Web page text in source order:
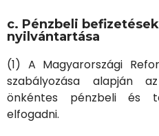
c. Pénzbeli
nyilvántartása
(1) A Magyarországi
szabályozása alapján
önkéntes pénzbeli és
elfogadni.